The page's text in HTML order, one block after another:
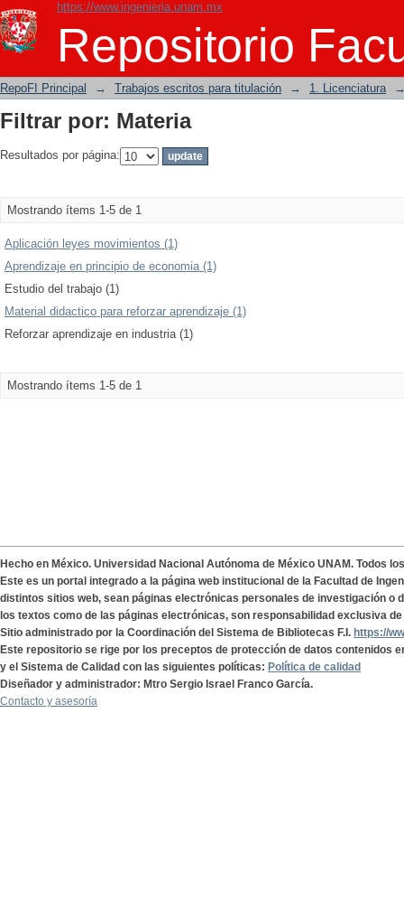
https://www.ingenieria.unam.mx
Repositorio
Filtrar por: Materia
RepoFI Principal → Trabajos escritos para titulación → 1. Licenciatura
Filtrar por: Materia
Resultados por página:
Mostrando ítems 1-5 de 1
Aplicación leyes movimientos (1)
Aprendizaje en principio de economia (1)
Estudio del trabajo (1)
Material didactico para reforzar aprendizaje (1)
Reforzar aprendizaje en industria (1)
Mostrando ítems 1-5 de 1
Hecho en México. Universidad Nacional Autónoma de México UNAM. Todos
Este es un portal integrado a la página web institucional de la Facultad de
distintos sitios web, sean páginas electrónicas personales de investigación o
los textos como de las páginas electrónicas, son responsabilidad exclusiva
Sitio administrado por la Coordinación del Sistema de Bibliotecas F.I. https://
Este repositorio se rige por los preceptos de protección de datos contenidos
y el Sistema de Calidad con las siguientes políticas: Política de calidad
Diseñador y administrador: Mtro Sergio Israel Franco García.
Contacto y asesoría